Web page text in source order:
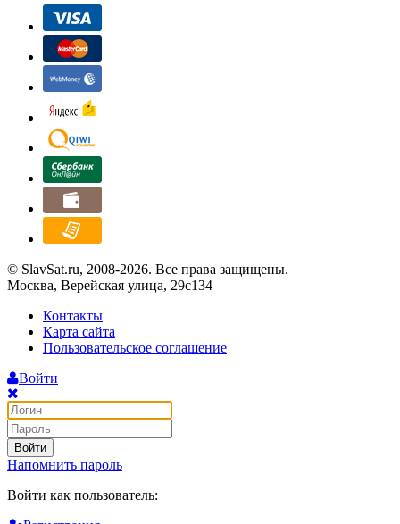
© SlavSat.ru, 2008-2026. Все права защищены.
Москва, Верейская улица, 29с134
Контакты
Карта сайта
Пользовательское соглашение
Войти
Войти
Напомнить пароль
Войти как пользователь: